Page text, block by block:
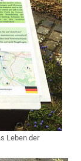
Leben der